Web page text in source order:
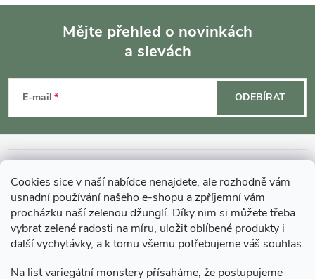
Cookies sice v naší nabídce nenajdete, ale rozhodně vám
usnadní používání našeho e-shopu a zpříjemní vám
procházku naší zelenou džunglí. Díky nim si můžete třeba
vybrat zelené radosti na míru, uložit oblíbené produkty i
další vychytávky, a k tomu všemu potřebujeme váš souhlas.
Na list variegátní monstery přísaháme, že postupujeme
p
a
Mějte přehled o novinkách
a slevách
E-mail ODEBÍRAT
MOHLO BY VÁS ZAJÍMAT
O GARDNERS